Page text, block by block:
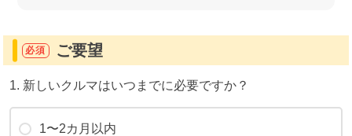
必須 ご要望
1. 新しいクルマはいつまでに必要ですか？
1〜2カ月以内